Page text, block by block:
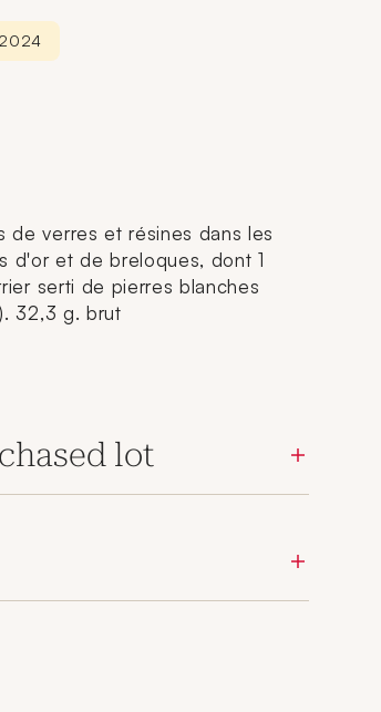
verres et résines dans les
d'or et de breloques, dont 1
serti de pierres blanches
32,3 g. brut
lot